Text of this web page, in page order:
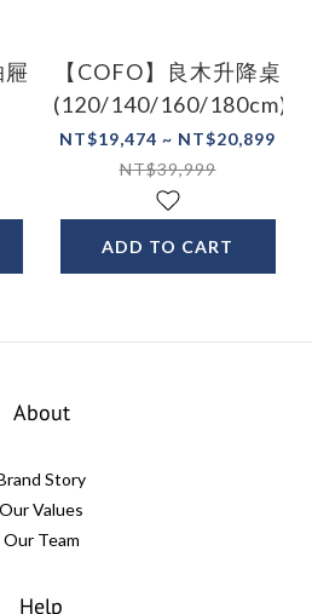
屜
【COFO】良木升降桌
(120/140/160/180cm)
NT$19,474 ~ NT$20,899
NT$39,999
ADD TO CART
About
Story
Our Values
Our Team
Help